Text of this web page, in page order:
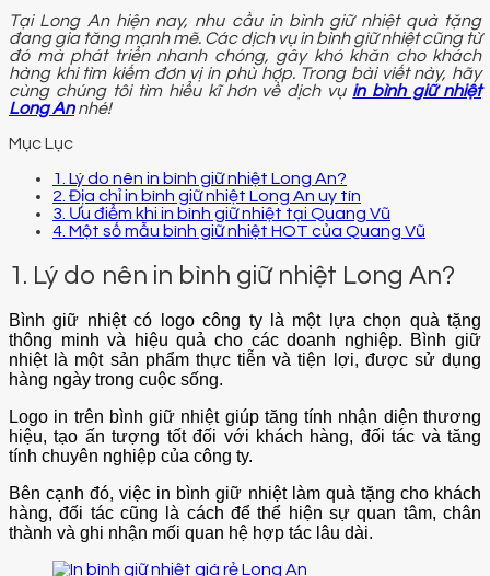
Tại Long An hiện nay, nhu cầu in bình giữ nhiệt quà tặng
đang gia tăng mạnh mẽ. Các dịch vụ in bình giữ nhiệt cũng từ
đó mà phát triển nhanh chóng, gây khó khăn cho khách
hàng khi tìm kiếm đơn vị in phù hợp. Trong bài viết này, hãy
cùng chúng tôi tìm hiểu kĩ hơn về dịch vụ in bình giữ nhiệt
Long Annhé!
Mục Lục
1. Lý do nên in bình giữ nhiệt Long An?
2. Địa chỉ in bình giữ nhiệt Long An uy tín
3. Ưu điểm khi in bình giữ nhiệt tại Quang Vũ
4. Một số mẫu bình giữ nhiệt HOT của Quang Vũ
1. Lý do nên in bình giữ nhiệt Long An?
Bình giữ nhiệt có logo công ty là một lựa chọn quà tặng
thông minh và hiệu quả cho các doanh nghiệp. Bình giữ
nhiệt là một sản phẩm thực tiễn và tiện lợi, được sử dụng
hàng ngày trong cuộc sống.
Logo in trên bình giữ nhiệt giúp tăng tính nhận diện thương
hiệu, tạo ấn tượng tốt đối với khách hàng, đối tác và tăng
tính chuyên nghiệp của công ty.
Bên cạnh đó, việc in bình giữ nhiệt làm quà tặng cho khách
hàng, đối tác cũng là cách để thể hiện sự quan tâm, chân
thành và ghi nhận mối quan hệ hợp tác lâu dài.